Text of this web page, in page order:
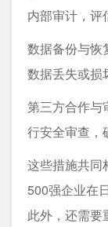
内部审计，评
数据备份与恢
数据丢失或损
第三方合作与
行安全审查，
这些措施共同
500强企业在
此外，还需要